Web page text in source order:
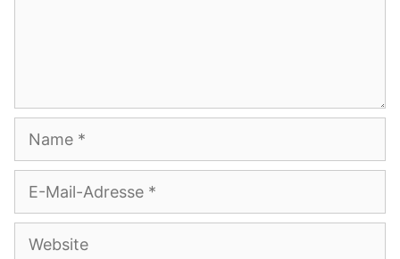
Mail-
Adresse